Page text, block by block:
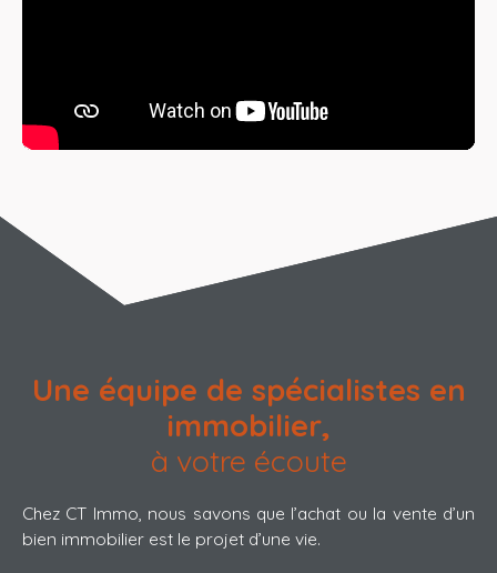
Une équipe de spécialistes en
immobilier,
à votre écoute
Chez CT Immo, nous savons que l’achat ou la vente d’un
bien immobilier est le projet d’une vie.